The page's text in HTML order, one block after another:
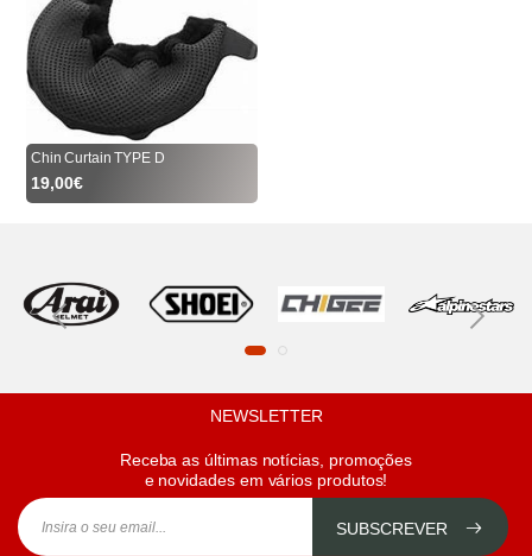
Chin Curtain TYPE D
19,00€
NEWSLETTER
Receba as últimas notícias, promoções
e novidades em vários produtos!
SUBSCREVER